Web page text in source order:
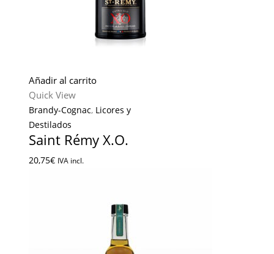
Añadir al carrito
Quick View
Brandy-Cognac, Licores y
Destilados
Saint Rémy X.O.
20,75€ IVA incl.